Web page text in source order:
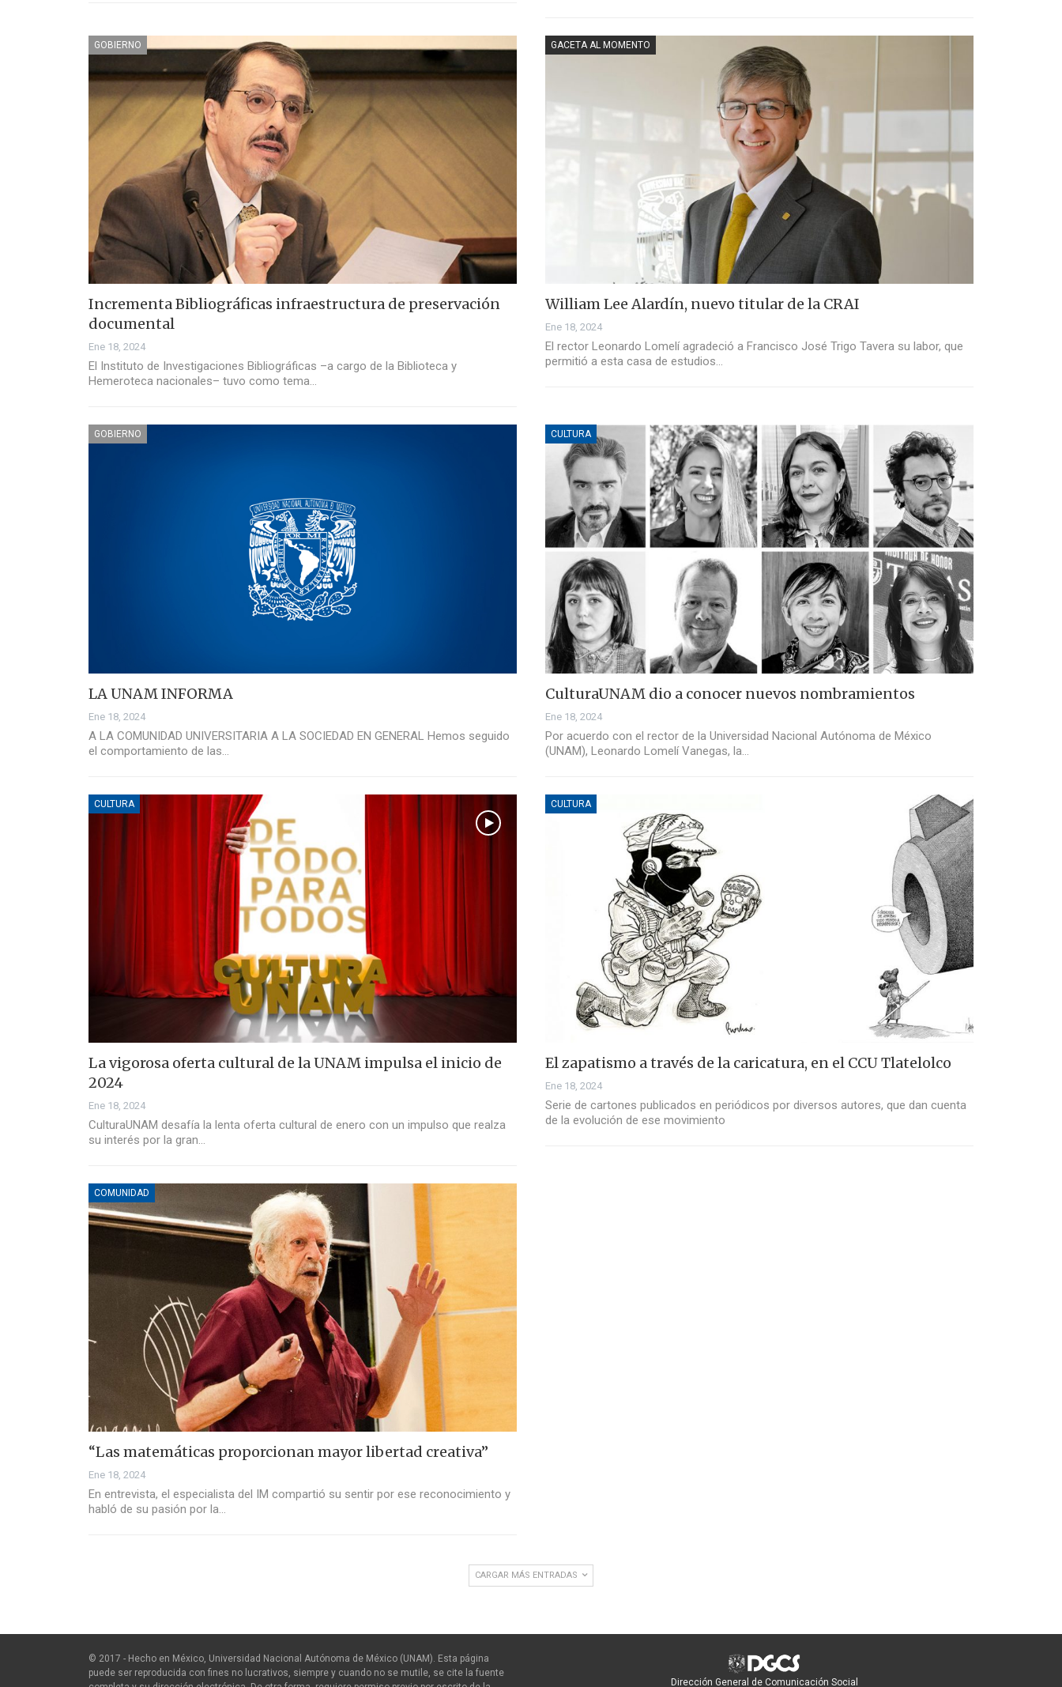
GOBIERNO
Incrementa Bibliográficas infraestructura de preservación
documental
Ene 18, 2024
El Instituto de Investigaciones Bibliográficas –a cargo de la Biblioteca y
Hemeroteca nacionales– tuvo como tema…
GACETA AL MOMENTO
William Lee Alardín, nuevo titular de la CRAI
Ene 18, 2024
El rector Leonardo Lomelí agradeció a Francisco José Trigo Tavera su labor, que
permitió a esta casa de estudios…
GOBIERNO
LA UNAM INFORMA
Ene 18, 2024
A LA COMUNIDAD UNIVERSITARIA A LA SOCIEDAD EN GENERAL Hemos seguido
el comportamiento de las…
CULTURA
CulturaUNAM dio a conocer nuevos nombramientos
Ene 18, 2024
Por acuerdo con el rector de la Universidad Nacional Autónoma de México
(UNAM), Leonardo Lomelí Vanegas, la…
CULTURA
La vigorosa oferta cultural de la UNAM impulsa el inicio de
2024
Ene 18, 2024
CulturaUNAM desafía la lenta oferta cultural de enero con un impulso que realza
su interés por la gran…
CULTURA
El zapatismo a través de la caricatura, en el CCU Tlatelolco
Ene 18, 2024
Serie de cartones publicados en periódicos por diversos autores, que dan cuenta
de la evolución de ese movimiento
COMUNIDAD
“Las matemáticas proporcionan mayor libertad creativa”
Ene 18, 2024
En entrevista, el especialista del IM compartió su sentir por ese reconocimiento y
habló de su pasión por la…
CARGAR MÁS ENTRADAS
© 2017 - Hecho en México, Universidad Nacional Autónoma de México (UNAM). Esta página
puede ser reproducida con fines no lucrativos, siempre y cuando no se mutile, se cite la fuente
Dirección General de Comunicación Social